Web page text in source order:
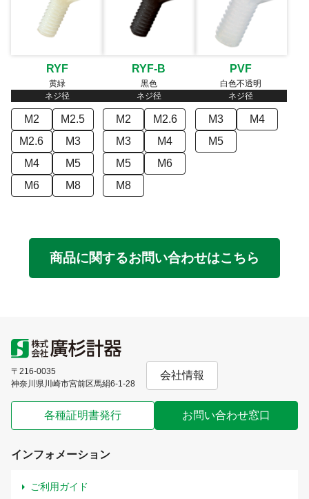
RYF
黄緑
ネジ径
M2
M2.5
M2.6
M3
M4
M5
M6
M8
RYF-B
黒色
ネジ径
M2
M2.6
M3
M4
M5
M6
M8
PVF
白色不透明
ネジ径
M3
M4
M5
商品に関するお問い合わせはこちら
〒216-0035
神奈川県川崎市宮前区馬絹6-1-28
会社情報
各種証明書発行 お問い合わせ窓口
インフォメーション
ご利用ガイド